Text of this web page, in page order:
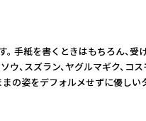
書くときはもちろ
ラン、ヤグルマギク
まの姿をデフォルメせ